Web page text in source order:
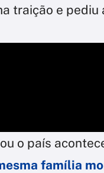
traição e
o país
família